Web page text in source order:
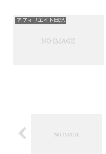
アフィリエイト日記